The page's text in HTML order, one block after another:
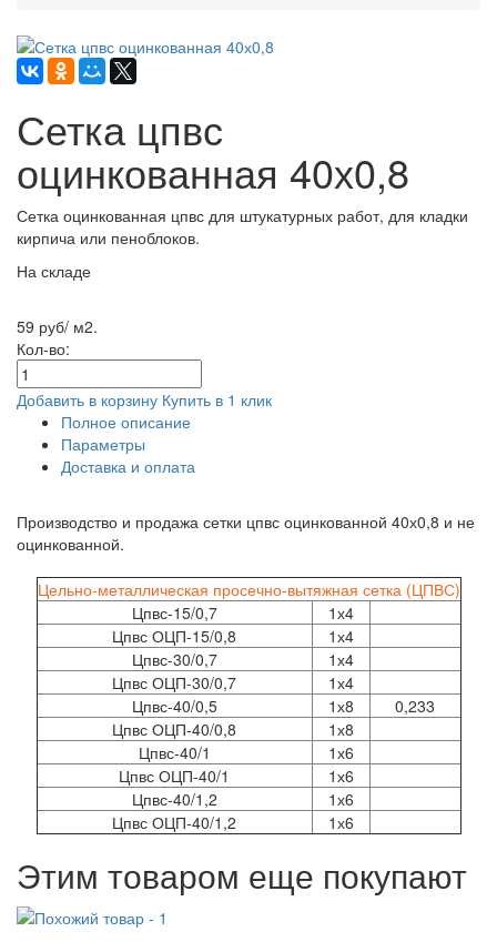
Сетка цпвс
оцинкованная 40х0,8
Сетка оцинкованная цпвс для штукатурных работ, для кладки
кирпича или пеноблоков.
На складе
59 руб/ м2.
Кол-во:
Добавить в корзину Купить в 1 клик
Полное описание
Параметры
Доставка и оплата
Производство и продажа сетки цпвс оцинкованной 40х0,8 и не
оцинкованной.
Цельно-металлическая просечно-вытяжная сетка (ЦПВС)
Цпвс-15/0,7
1х4
Цпвс ОЦП-15/0,8
1х4
Цпвс-30/0,7
1х4
Цпвс ОЦП-30/0,7
1х4
Цпвс-40/0,5
1х8
0,233
Цпвс ОЦП-40/0,8
1х8
Цпвс-40/1
1х6
Цпвс ОЦП-40/1
1х6
Цпвс-40/1,2
1х6
Цпвс ОЦП-40/1,2
1х6
Этим товаром еще покупают